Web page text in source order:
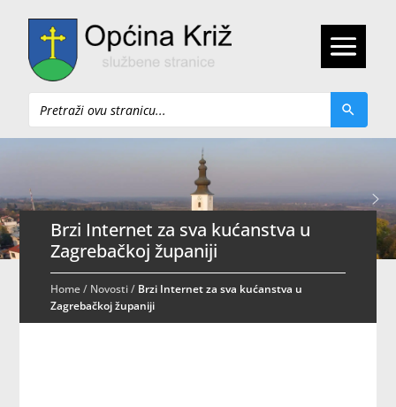
Pretraži
Brzi Internet za sva kućanstva u
Zagrebačkoj županiji
Home/ Novosti/ Brzi Internet za sva kućanstva u
Zagrebačkoj županiji